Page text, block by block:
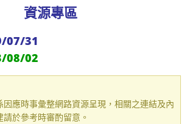
資源專區
07/31
08/02
因應時事彙整網路資源呈現，相關之連結及內
於參考時審酌留意。